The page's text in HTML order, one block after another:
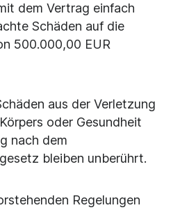
dem Vertrag einfach
Schäden auf die
500.000,00 EUR
aus der Verletzung
oder Gesundheit
nach dem
bleiben unberührt.
Regelungen